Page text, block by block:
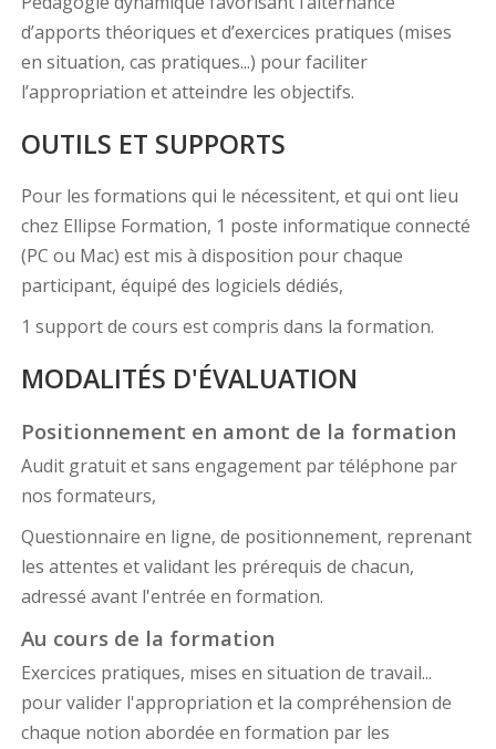
d’apports théoriques et d’exercices pratiques (mises
en situation, cas pratiques...) pour faciliter
l’appropriation et atteindre les objectifs.
OUTILS ET SUPPORTS
Pour les formations qui le nécessitent, et qui ont lieu
chez Ellipse Formation, 1 poste informatique connecté
(PC ou Mac) est mis à disposition pour chaque
participant, équipé des logiciels dédiés,
1 support de cours est compris dans la formation.
MODALITÉS D'ÉVALUATION
Positionnement en amont de la formation
Audit gratuit et sans engagement par téléphone par
nos formateurs,
Questionnaire en ligne, de positionnement, reprenant
les attentes et validant les prérequis de chacun,
adressé avant l'entrée en formation.
Au cours de la formation
Exercices pratiques, mises en situation de travail...
pour valider l'appropriation et la compréhension de
chaque notion abordée en formation par les